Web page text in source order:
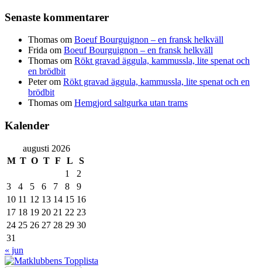
Senaste kommentarer
Thomas om Boeuf Bourguignon – en fransk helkväll
Frida om Boeuf Bourguignon – en fransk helkväll
Thomas om Rökt gravad äggula, kammussla, lite spenat och
en brödbit
Peterom Rökt gravad äggula, kammussla, lite spenat och en
brödbit
Thomas om Hemgjord saltgurka utan trams
Kalender
augusti 2026
M T O T F L
S
1
2
3
4 5 6 7 8
9
10 11 12 13 14 15 16
17 18 19 20 21 22 23
24 25 26 27 28 29 30
31
« jun